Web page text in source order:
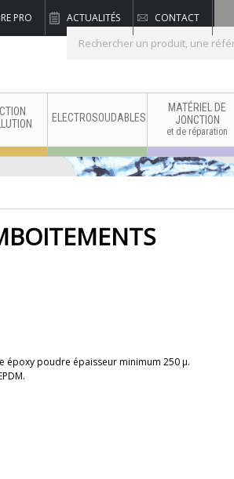
PRO ACTUALITÉS CONTACT
ELECTROSOUDABLES
MATÉRIEL DE
JONCTION
et de réparation
époxy poudre épaisseur minimum 250 µ.